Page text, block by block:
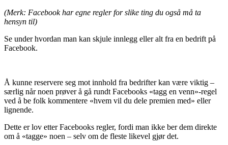
(Merk: Facebook har egne regler for slike ting du også må ta
hensyn til)
Se under hvordan man kan skjule innlegg eller alt fra en bedrift på
Facebook.
Å kunne reservere seg mot innhold fra bedrifter kan være viktig –
særlig når noen prøver å gå rundt Facebooks «tagg en venn»-regel
ved å be folk kommentere «hvem vil du dele premien med» eller
lignende.
Dette er lov etter Facebooks regler, fordi man ikke ber dem direkte
om å «tagge» noen – selv om de fleste likevel gjør det.